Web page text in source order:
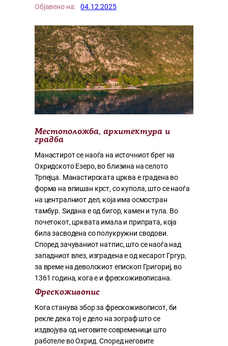
Објавено на: 04.12.2025
Местоположба, архитектура и
градба
Манастирот се наоѓа на источниот брег на
Охридското Езеро, во близина на селото
Трпејца. Манастирската црква е градена во
форма на впишан крст, со купола, што се наоѓа
на централниот дел, која има осмостран
тамбур. Ѕидана е од бигор, камен и тула. Во
почетокот, црквата имала и припрата, која
била засводена со полукружни сводови.
Според зачуваниот натпис, што се наоѓа над
западниот влез, изградена е од кесарот Гргур,
за време на деволскиот епископ Григориј, во
1361 година, кога е и фрескоживописана.
Фрескоживопис
Кога станува збор за фрескоживописот, би
рекле дека тој е дело на зограф што се
издвојува од неговите современици што
работеле во Охрид. Според неговите